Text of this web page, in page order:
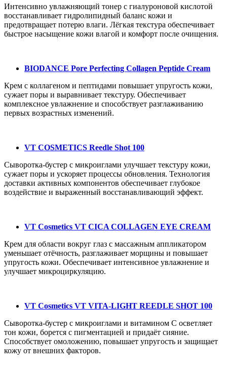
Интенсивно увлажняющий тонер с гиалуроновой кислотой
восстанавливает гидролипидный баланс кожи и
предотвращает потерю влаги. Лёгкая текстура обеспечивает
быстрое насыщение кожи влагой и комфорт после очищения.
BIODANCE Pore Perfecting Collagen Peptide Cream
Крем с коллагеном и пептидами повышает упругость кожи,
сужает поры и выравнивает текстуру. Обеспечивает
комплексное увлажнение и способствует разглаживанию
первых возрастных изменений.
VT COSMETICS Reedle Shot 100
Сыворотка-бустер с микроиглами улучшает текстуру кожи,
сужает поры и ускоряет процессы обновления. Технология
доставки активных компонентов обеспечивает глубокое
воздействие и выраженный восстанавливающий эффект.
VT Cosmetics VT CICA COLLAGEN EYE CREAM
Крем для области вокруг глаз с массажным аппликатором
уменьшает отёчность, разглаживает морщины и повышает
упругость кожи. Обеспечивает интенсивное увлажнение и
улучшает микроциркуляцию.
VT Cosmetics VT VITA-LIGHT REEDLE SHOT 100
Сыворотка-бустер с микроиглами и витамином C осветляет
тон кожи, борется с пигментацией и придаёт сияние.
Способствует омоложению, повышает упругость и защищает
кожу от внешних факторов.